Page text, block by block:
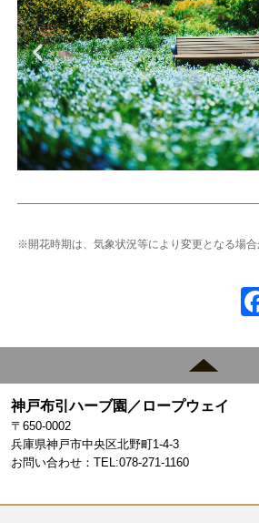
※開花時期は、気象状況等により変更となる場合
神戸布引ハーブ園／ロープウェイ
〒650-0002
兵庫県神戸市中央区北野町1-4-3
お問い合わせ：TEL:078-271-1160